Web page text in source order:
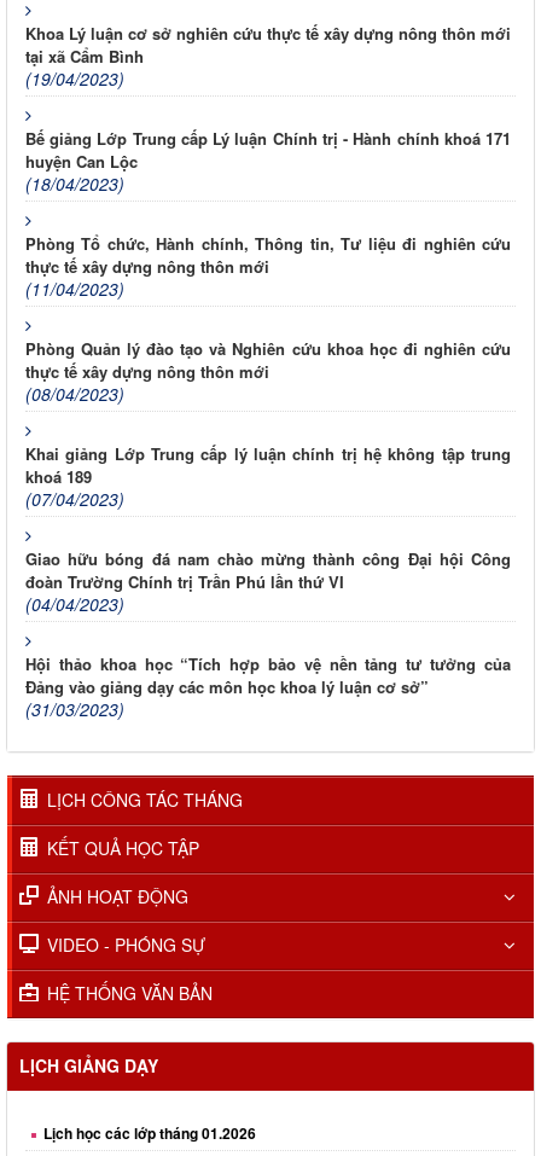
Khoa Lý luận cơ sở nghiên cứu thực tế xây dựng nông thôn mới
tại xã Cẩm Bình
(19/04/2023)
Bế giảng Lớp Trung cấp Lý luận Chính trị - Hành chính khoá 171
huyện Can Lộc
(18/04/2023)
Phòng Tổ chức, Hành chính, Thông tin, Tư liệu đi nghiên cứu
thực tế xây dựng nông thôn mới
(11/04/2023)
Phòng Quản lý đào tạo và Nghiên cứu khoa học đi nghiên cứu
thực tế xây dựng nông thôn mới
(08/04/2023)
Khai giảng Lớp Trung cấp lý luận chính trị hệ không tập trung
khoá 189
(07/04/2023)
Giao hữu bóng đá nam chào mừng thành công Đại hội Công
đoàn Trường Chính trị Trần Phú lần thứ VI
(04/04/2023)
Hội thảo khoa học “Tích hợp bảo vệ nền tảng tư tưởng của
Đảng vào giảng dạy các môn học khoa lý luận cơ sở”
(31/03/2023)
LỊCH CÔNG TÁC THÁNG
KẾT QUẢ HỌC TẬP
ẢNH HOẠT ĐỘNG
VIDEO - PHÓNG SỰ
HỆ THỐNG VĂN BẢN
LỊCH GIẢNG DẠY
Lịch học các lớp tháng 01.2026
Lịch học các lớp tháng 02.2026